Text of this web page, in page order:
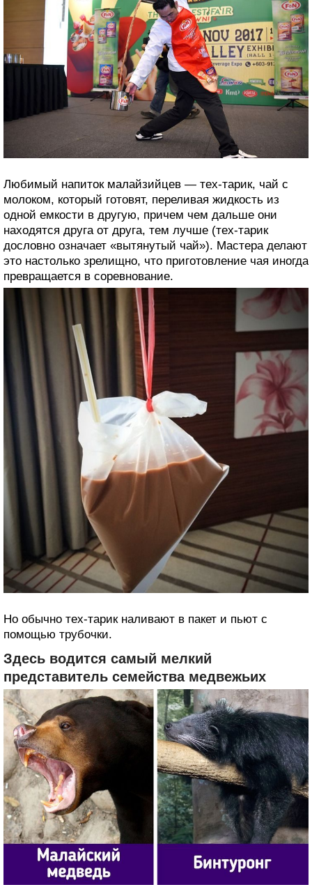
Любимый напиток малайзийцев — тех-тарик, чай с
молоком, который готовят, переливая жидкость из
одной емкости в другую, причем чем дальше они
находятся друга от друга, тем лучше (тех-тарик
дословно означает «вытянутый чай»). Мастера делают
это настолько зрелищно, что приготовление чая иногда
превращается в соревнование.
Но обычно тех-тарик наливают в пакет и пьют с
помощью трубочки.
Здесь водится самый мелкий
представитель семейства медвежьих